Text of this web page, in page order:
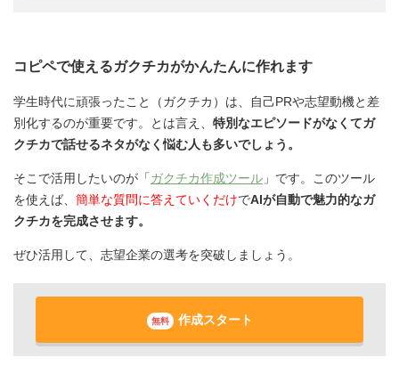
コピペで使えるガクチカがかんたんに作れます
学生時代に頑張ったこと（ガクチカ）は、自己PRや志望動機と差
別化するのが重要です。とは言え、 特別なエピソードがなくてガ
クチカで話せるネタがなく悩む人も多いでしょう。
そこで活用したいのが「ガクチカ作成ツール 」です。このツール
を使えば、 簡単な質問に答えていくだけでAIが自動で魅力的なガ
クチカを完成させます。
ぜひ活用して、志望企業の選考を突破しましょう。
無料 作成スタート